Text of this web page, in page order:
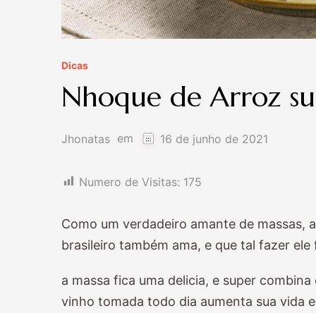
Dicas
Nhoque de Arroz
Jhonatas em 16 de junho de 2021
Numero de Visitas: 175
Como um verdadeiro amante de massas,
brasileiro também ama, e que tal fazer
a massa fica uma delicia, e super
vinho tomada todo dia aumenta sua vida